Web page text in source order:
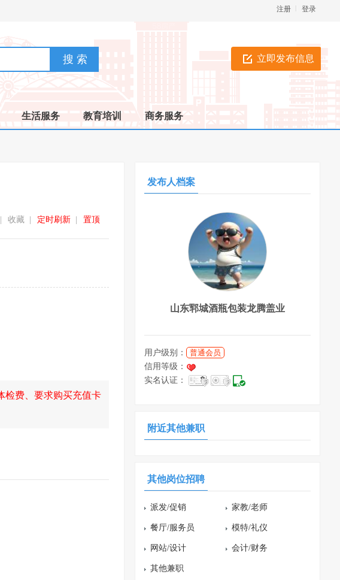
登录
注册
立即发布信息
生活服务 教育培训 商务服务
置顶
定时刷新
收藏
检费、要求购买充值卡
发布人档案
山东郓城酒瓶包装龙腾盖业
用户级别：
普通会员
信用等级：
实名认证：
附近其他兼职
其他岗位招聘
派发/促销 家教/老师
餐厅/服务员 模特/礼仪
网站/设计 会计/财务
其他兼职